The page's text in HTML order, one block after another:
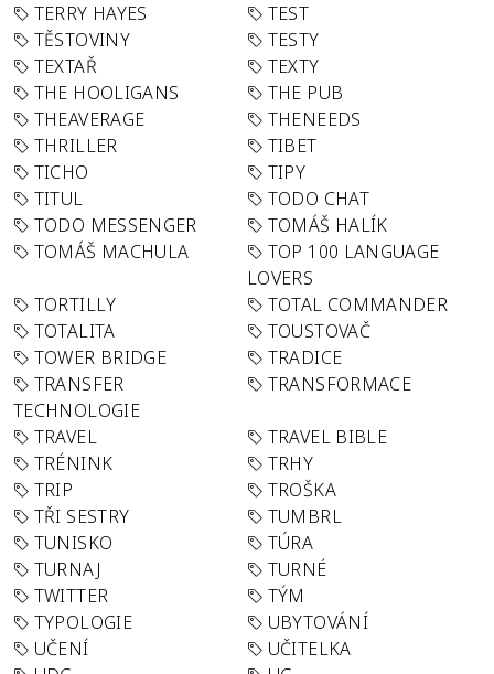
TERRY HAYES
TEST
TĚSTOVINY
TESTY
TEXTAŘ
TEXTY
THE HOOLIGANS
THE PUB
THEAVERAGE
THENEEDS
THRILLER
TIBET
TICHO
TIPY
TITUL
TODO CHAT
TODO MESSENGER
TOMÁŠ HALÍK
TOMÁŠ MACHULA
TOP 100 LANGUAGE
LOVERS
TORTILLY
TOTAL COMMANDER
TOTALITA
TOUSTOVAČ
TOWER BRIDGE
TRADICE
TRANSFER
TECHNOLOGIE
TRANSFORMACE
TRAVEL
TRAVEL BIBLE
TRÉNINK
TRHY
TRIP
TROŠKA
TŘI SESTRY
TUMBRL
TUNISKO
TÚRA
TURNAJ
TURNÉ
TWITTER
TÝM
TYPOLOGIE
UBYTOVÁNÍ
UČENÍ
UČITELKA